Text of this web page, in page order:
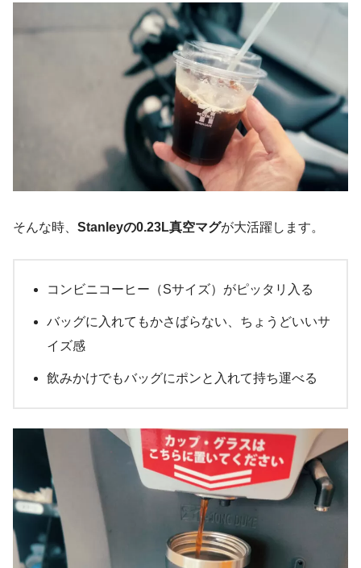
そんな時、 Stanleyの0.23L真空マグが大活躍します。
コンビニコーヒー（Sサイズ）がピッタリ入る
バッグに入れてもかさばらない、ちょうどいいサ
イズ感
飲みかけでもバッグにポンと入れて持ち運べる